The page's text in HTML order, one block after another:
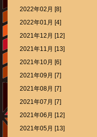
2022年02月 [8]
2022年01月 [4]
2021年12月 [12]
2021年11月 [13]
2021年10月 [6]
2021年09月 [7]
2021年08月 [7]
2021年07月 [7]
2021年06月 [12]
2021年05月 [13]